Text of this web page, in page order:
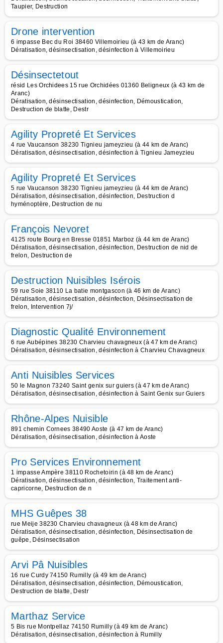
Taupier, Destruction
Drone intervention
6 impasse Bec du Roi 38460 Villemoirieu (à 43 km de Aranc)
Dératisation, désinsectisation, désinfection à Villemoirieu
Désinsectetout
résid Les Orchidees 15 rue Orchidées 01360 Beligneux (à 43 km de
Aranc)
Dératisation, désinsectisation, désinfection, Démoustication,
Destruction de blatte, Destr
Agility Propreté Et Services
4 rue Vaucanson 38230 Tignieu jameyzieu (à 44 km de Aranc)
Dératisation, désinsectisation, désinfection à Tignieu Jameyzieu
Agility Propreté Et Services
5 rue Vaucanson 38230 Tignieu jameyzieu (à 44 km de Aranc)
Dératisation, désinsectisation, désinfection, Destruction d
hyménoptère, Destruction de nu
François Nevoret
4125 route Bourg en Bresse 01851 Marboz (à 44 km de Aranc)
Dératisation, désinsectisation, désinfection, Destruction de nid de
frelon, Destruction de
Destruction Nuisibles Isérois
59 rue Soie 38110 La batie montgascon (à 46 km de Aranc)
Dératisation, désinsectisation, désinfection, Désinsectisation de
frelon, Intervention 7j/
Diagnostic Qualité Environnement
6 rue Aubépines 38230 Charvieu chavagneux (à 47 km de Aranc)
Dératisation, désinsectisation, désinfection à Charvieu Chavagneux
Anti Nuisibles Services
50 le Magnon 73240 Saint genix sur guiers (à 47 km de Aranc)
Dératisation, désinsectisation, désinfection à Saint Genix sur Guiers
Rhône-Alpes Nuisible
891 chemin Cornees 38490 Aoste (à 47 km de Aranc)
Dératisation, désinsectisation, désinfection à Aoste
Pro Services Environnement
1 impasse Ampère 38110 Rochetoirin (à 48 km de Aranc)
Dératisation, désinsectisation, désinfection, Traitement anti-
capricorne, Destruction de n
MHS Guêpes 38
rue Meije 38230 Charvieu chavagneux (à 48 km de Aranc)
Dératisation, désinsectisation, désinfection, Désinsectisation de
guêpe, Désinsectisation
Arvi Pâ Nuisibles
16 rue Curdy 74150 Rumilly (à 49 km de Aranc)
Dératisation, désinsectisation, désinfection, Démoustication,
Destruction de blatte, Destr
Marthaz Service
5 Bis rue Montpellaz 74150 Rumilly (à 49 km de Aranc)
Dératisation, désinsectisation, désinfection à Rumilly